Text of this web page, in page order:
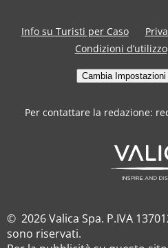
Info su Turisti per Caso
Condizioni d’utilizzo
Cambia
Per contattare la redazione:
© 2026 Valica Spa. P.IVA
sono riservati.